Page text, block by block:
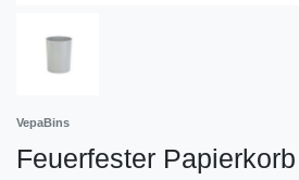
VepaBins
Feuerfester Papierkorb